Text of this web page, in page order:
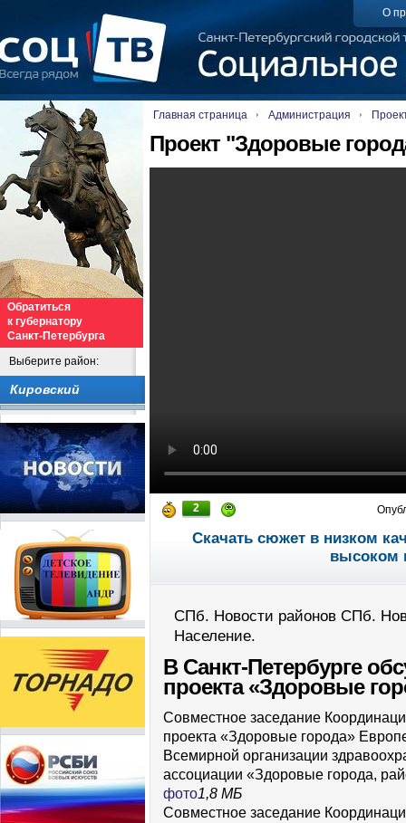
О
Обратиться
к губернатору
Санкт-Петербурга
Выберите район:
Кировский
Главная страница Администрация
Проект "Здоровые
2
Скачать сюжет в низком
высоком
СПб. Новости районов СПб.
Население.
В Санкт-Петербурге
проекта «Здоровые
Совместное заседание
проекта «Здоровые города»
Всемирной организации
ассоциации «Здоровые города,
фото1,8 МБ
Совместное заседание